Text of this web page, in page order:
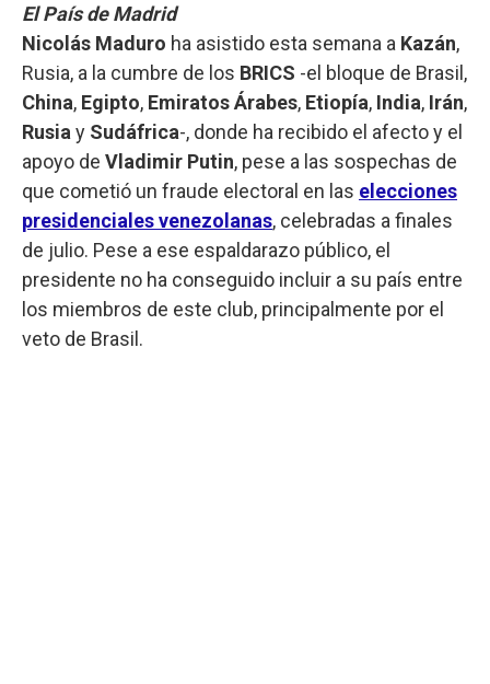
El País de Madrid
Nicolás Maduro ha asistido esta semana a Kazán,
Rusia, a la cumbre de los BRICS -el bloque de Brasil,
China, Egipto, Emiratos Árabes, Etiopía, India, Irán,
Rusia y Sudáfrica-, donde ha recibido el afecto y el
apoyo de Vladimir Putin, pese a las sospechas de
que cometió un fraude electoral en las elecciones
presidenciales venezolanas, celebradas a finales
de julio. Pese a ese espaldarazo público, el
presidente no ha conseguido incluir a su país entre
los miembros de este club, principalmente por el
veto de Brasil.